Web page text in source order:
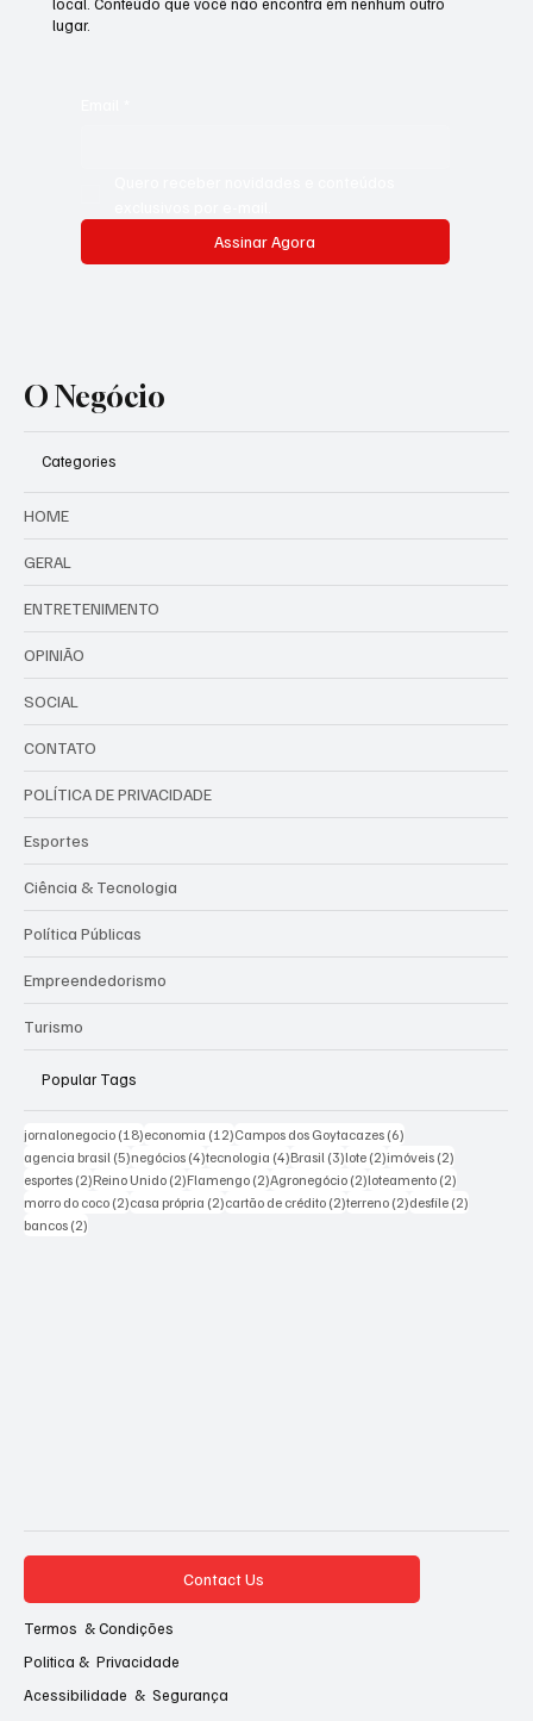
Assinar Agora
lugar.
O Negócio
Categories
HOME
GERAL
ENTRETENIMENTO
OPINIÃO
SOCIAL
CONTATO
POLÍTICA DE PRIVACIDADE
Esportes
Ciência & Tecnologia
Política Públicas
Empreendedorismo
Turismo
Popular Tags
jornalonegocio (18)18 posts
economia (12)12 posts
Campos dos Goytacazes (6)
agencia brasil (5)5 posts
negócios (4)4 posts
tecnologia (4)4 posts
Brasil (3)3 posts
lote (2)2 posts
imóveis (2)
esportes (2)2 posts
Reino Unido (2)2 posts
Flamengo (2)2 posts
Agronegócio (2)2 posts
loteamento (2)
morro do coco (2)2 posts
casa própria (2)2 posts
cartão de crédito (2)2 posts
terreno (2)2 posts
desfile (2)
bancos (2)
Contact Us
Termos & Condições
Politica & Privacidade
Acessibilidade & Segurança